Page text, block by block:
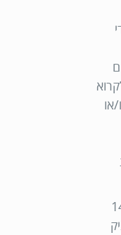
או
בסעיף 14